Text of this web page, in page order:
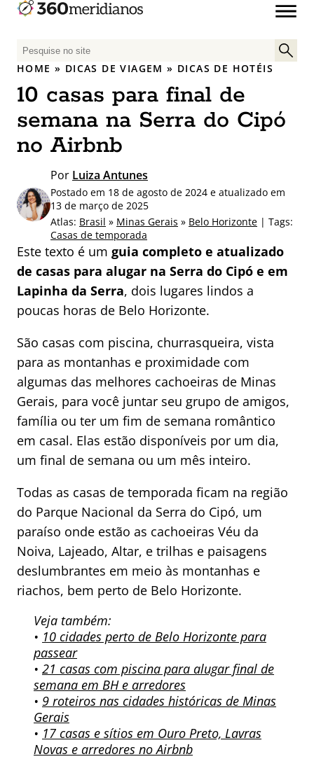
P
e
q
u
i
s
p
o
:
HOME » DICAS DE VIAGEM » DICAS DE HOTÉIS
10 casas para final de
semana na Serra do Cipó
no Airbnb
Por Luiza Antunes
Postado em 18 de agosto de 2024 e atualizado em
13 de março de 2025
Atlas: Brasil » Minas Gerais » Belo Horizonte | Tags:
Casas de temporada
Este texto é um guia completo e atualizado
de casas para alugar na Serra do Cipó e em
Lapinha da Serra, dois lugares lindos a
poucas horas de Belo Horizonte.
São casas com piscina, churrasqueira, vista
para as montanhas e proximidade com
algumas das melhores cachoeiras de Minas
Gerais, para você juntar seu grupo de amigos,
família ou ter um fim de semana romântico
em casal. Elas estão disponíveis por um dia,
um final de semana ou um mês inteiro.
Todas as casas de temporada ficam na região
do Parque Nacional da Serra do Cipó, um
paraíso onde estão as cachoeiras Véu da
Noiva, Lajeado, Altar, e trilhas e paisagens
deslumbrantes em meio às montanhas e
riachos, bem perto de Belo Horizonte.
Veja também:
• 10 cidades perto de Belo Horizonte para
passear
• 21 casas com piscina para alugar final de
semana em BH e arredores
• 9 roteiros nas cidades históricas de Minas
Gerais
• 17 casas e sítios em Ouro Preto, Lavras
Novas e arredores no Airbnb